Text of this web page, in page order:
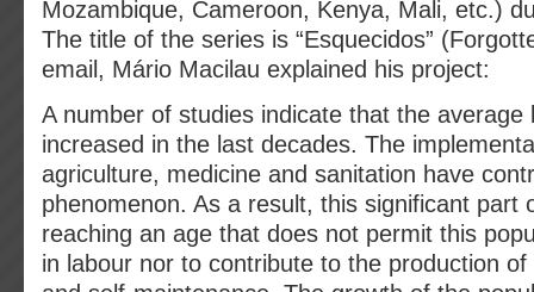
Mozambique, Cameroon, Kenya, Mali, etc.)
The title of the series is “Esquecidos”
email, Mário Macilau explained his project:
A number of studies indicate that the average
increased in the last decades. The
agriculture, medicine and sanitation have
phenomenon. As a result, this significant part
reaching an age that does not permit this
in labour nor to contribute to the production